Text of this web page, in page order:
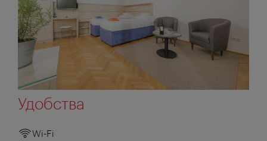
Удобства
Wi-Fi